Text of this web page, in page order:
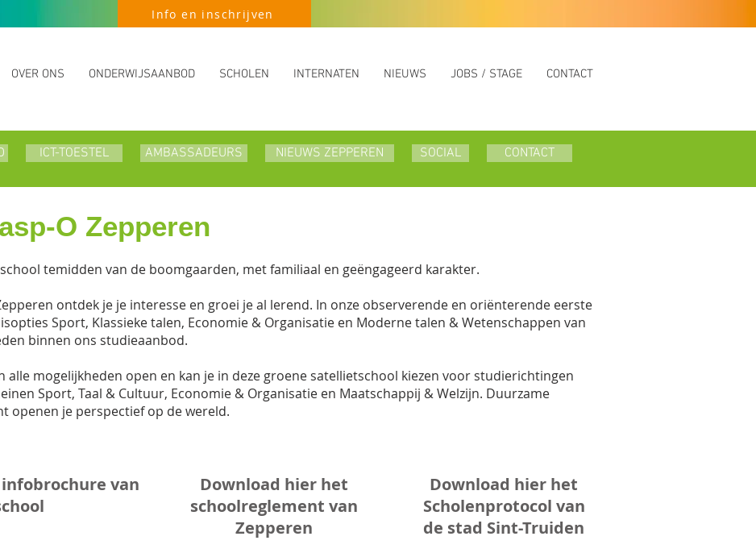
Info en inschrijven
OVER ONS ONDERWIJSAANBOD SCHOLEN INTERNATEN NIEUWS JOBS / STAGE CONTACT
AMBASSADEURS NIEUWS ZEPPEREN SOCIAL BEREIKBAARHEID & CONTACT
ICT-TOESTEL AMBASSADEURS NIEUWS ZEPPEREN SOCIAL CONTACT
O Zepperen
temidden van de boomgaarden, met familiaal en geëngageerd karakter.
ontdek je je interesse en groei je al lerend. In onze observerende en oriënterende eerste
Sport, Klassieke talen, Economie & Organisatie en Moderne talen & Wetenschappen van
binnen ons studieaanbod.
alle mogelijkheden open en kan je in deze groene satellietschool kiezen voor studierichtingen
Sport, Taal & Cultuur, Economie & Organisatie en Maatschappij & Welzijn. Duurzame
openen je perspectief op de wereld.
van
Download hier het
schoolreglement van
Zepperen
Download hier het
Scholenprotocol van
de stad Sint-Truiden